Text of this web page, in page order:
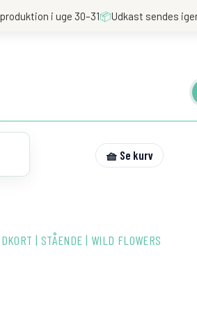
i uge 30–31📦Udkast sendes
🧺 Se kurv
| STÅENDE | WILD FLOWERS